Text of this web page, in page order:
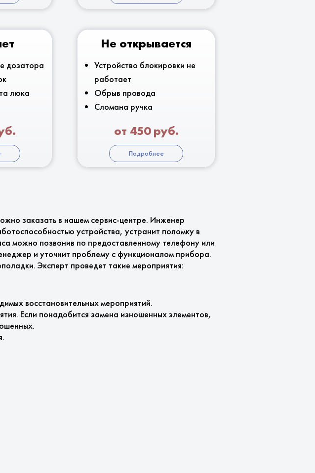
дозатора
люка
Не открывается
Устройство блокировки не
работает
Обрыв провода
Сломана ручка
от 450 руб.
Подробнее
заказать в нашем сервис-центре. Инженер
устройства, устранит поломку в
можно позвонив по предоставленному телефону или
и уточнит проблему с функционалом прибора.
Эксперт проведет такие мероприятия:
восстановительных мероприятий.
Если понадобится замена изношенных элементов,